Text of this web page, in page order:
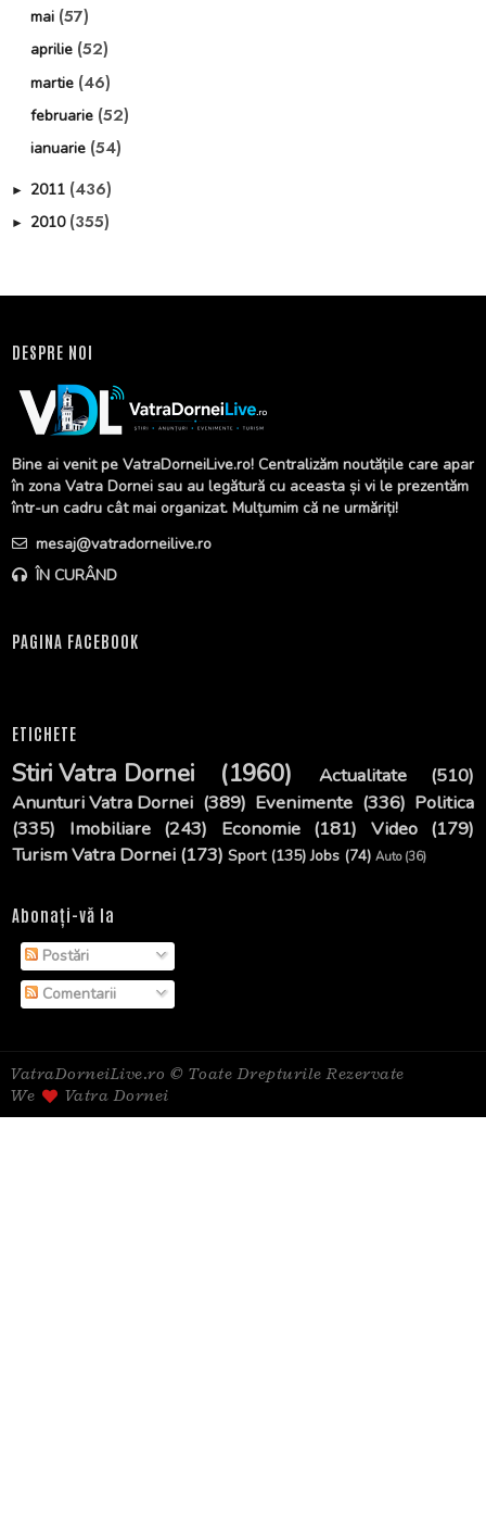
mai (57)
aprilie (52)
martie (46)
februarie (52)
ianuarie (54)
► 2011 (436)
► 2010 (355)
DESPRE NOI
Bine ai venit pe VatraDorneiLive.ro! Centralizăm noutățile care apar
în zona Vatra Dornei sau au legătură cu aceasta și vi le prezentăm
într-un cadru cât mai organizat. Mulțumim că ne urmăriți!
mesaj@vatradorneilive.ro
ÎN CURÂND
PAGINA FACEBOOK
ETICHETE
Stiri Vatra Dornei (1960) Actualitate
(510)
Anunturi Vatra Dornei (389) Evenimente (336) Politica
(335)
Imobiliare (243) Economie (181) Video (179)
Turism Vatra Dornei (173) Sport (135) Jobs (74) Auto (36)
Abonați-vă la
Postări
Comentarii
VatraDorneiLive.ro © Toate Drepturile Rezervate
We
Vatra Dornei